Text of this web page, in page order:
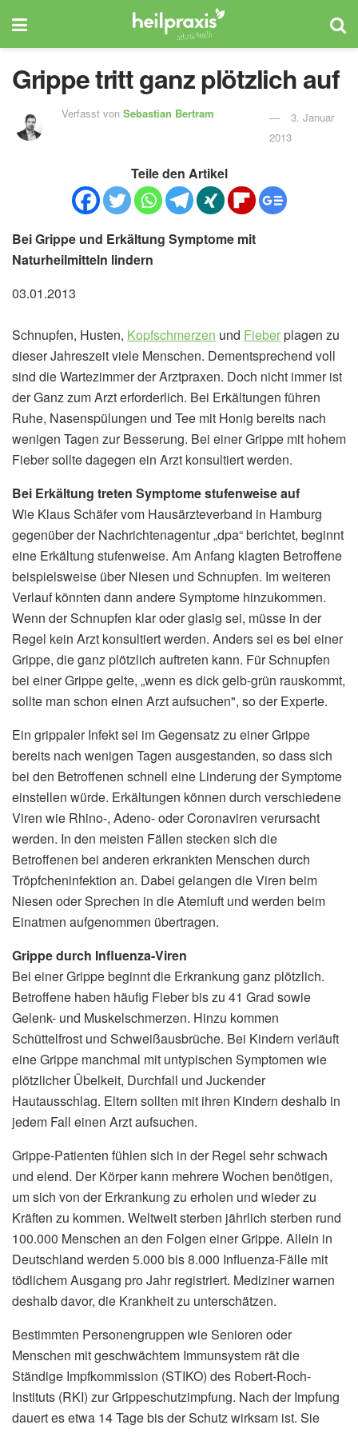
Grippe tritt ganz plötzlich auf
Verfasst von Sebastian Bertram
3. Januar
2013
Teile den Artikel
Bei Grippe und Erkältung Symptome mit
Naturheilmitteln lindern
03.01.2013
Schnupfen, Husten, Kopfschmerzen und Fieberplagen zu
dieser Jahreszeit viele Menschen. Dementsprechend voll
sind die Wartezimmer der Arztpraxen. Doch nicht immer ist
der Ganz zum Arzt erforderlich. Bei Erkältungen führen
Ruhe, Nasenspülungen und Tee mit Honig bereits nach
wenigen Tagen zur Besserung. Bei einer Grippe mit hohem
Fieber sollte dagegen ein Arzt konsultiert werden.
Bei Erkältung treten Symptome stufenweise auf
Wie Klaus Schäfer vom Hausärzteverband in Hamburg
gegenüber der Nachrichtenagentur „dpa“ berichtet, beginnt
eine Erkältung stufenweise. Am Anfang klagten Betroffene
beispielsweise über Niesen und Schnupfen. Im weiteren
Verlauf könnten dann andere Symptome hinzukommen.
Wenn der Schnupfen klar oder glasig sei, müsse in der
Regel kein Arzt konsultiert werden. Anders sei es bei einer
Grippe, die ganz plötzlich auftreten kann. Für Schnupfen
bei einer Grippe gelte, „wenn es dick gelb-grün rauskommt,
sollte man schon einen Arzt aufsuchen", so der Experte.
Ein grippaler Infekt sei im Gegensatz zu einer Grippe
bereits nach wenigen Tagen ausgestanden, so dass sich
bei den Betroffenen schnell eine Linderung der Symptome
einstellen würde. Erkältungen können durch verschiedene
Viren wie Rhino-, Adeno- oder Coronaviren verursacht
werden. In den meisten Fällen stecken sich die
Betroffenen bei anderen erkrankten Menschen durch
Tröpfcheninfektion an. Dabei gelangen die Viren beim
Niesen oder Sprechen in die Atemluft und werden beim
Einatmen aufgenommen übertragen.
Grippe durch Influenza-Viren
Bei einer Grippe beginnt die Erkrankung ganz plötzlich.
Betroffene haben häufig Fieber bis zu 41 Grad sowie
Gelenk- und Muskelschmerzen. Hinzu kommen
Schüttelfrost und Schweißausbrüche. Bei Kindern verläuft
eine Grippe manchmal mit untypischen Symptomen wie
plötzlicher Übelkeit, Durchfall und Juckender
Hautausschlag. Eltern sollten mit ihren Kindern deshalb in
jedem Fall einen Arzt aufsuchen.
Grippe-Patienten fühlen sich in der Regel sehr schwach
und elend. Der Körper kann mehrere Wochen benötigen,
um sich von der Erkrankung zu erholen und wieder zu
Kräften zu kommen. Weltweit sterben jährlich sterben rund
100.000 Menschen an den Folgen einer Grippe. Allein in
Deutschland werden 5.000 bis 8.000 Influenza-Fälle mit
tödlichem Ausgang pro Jahr registriert. Mediziner warnen
deshalb davor, die Krankheit zu unterschätzen.
Bestimmten Personengruppen wie Senioren oder
Menschen mit geschwächtem Immunsystem rät die
Ständige Impfkommission (STIKO) des Robert-Roch-
Instituts (RKI) zur Grippeschutzimpfung. Nach der Impfung
dauert es etwa 14 Tage bis der Schutz wirksam ist. Sie